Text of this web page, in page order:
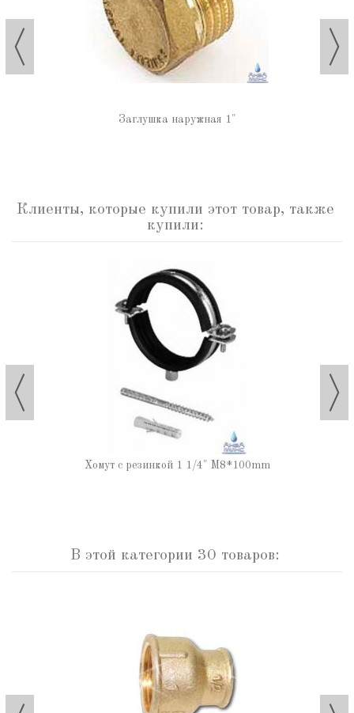
Заглушка наружная 1"
Клиенты, которые купили этот товар, также
купили:
Хомут с резинкой 1 1/4" М8*100mm
В этой категории 30 товаров: